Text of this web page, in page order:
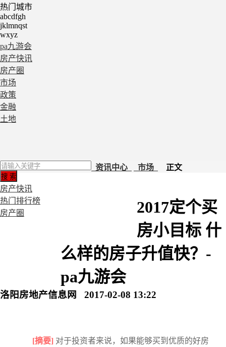
热门城市
abcdfgh
jklmnqst
wxyz
pa九游会
房产快讯
房产圈
市场
政策
金融
土地
房产快讯
热门排行榜
房产圈
资讯中心 市场 正文
2017定个买
房小目标 什
么样的房子升值快？-
pa九游会
洛阳房地产信息网 2017-02-08 13:22
[摘要] 对于投资者来说，如果能够买到优质的好房